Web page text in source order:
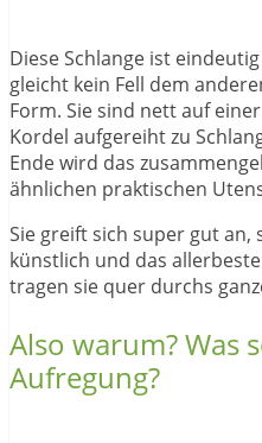
Diese Schlange ist
gleicht kein Fell dem
Form. Sie sind nett auf
Kordel aufgereiht zu
Ende wird das
ähnlichen praktischen
Sie greift sich super gut
künstlich und das
tragen sie quer durchs
Also warum? Was
Aufregung?